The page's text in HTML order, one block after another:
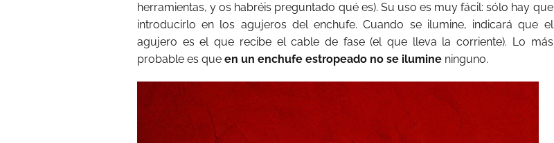
herramientas, y os habréis preguntado qué es). Su uso es muy fácil: sólo hay que
introducirlo en los agujeros del enchufe. Cuando se ilumine, indicará que el
agujero es el que recibe el cable de fase (el que lleva la corriente). Lo más
probable es que en un enchufe estropeado no se ilumine ninguno.